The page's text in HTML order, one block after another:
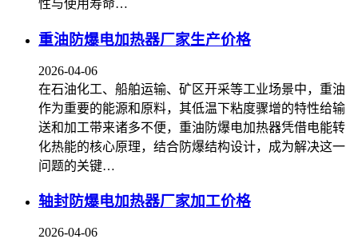
性与使用寿命…
重油防爆电加热器厂家生产价格
2026-04-06
在石油化工、船舶运输、矿区开采等工业场景中，重油
作为重要的能源和原料，其低温下粘度骤增的特性给输
送和加工带来诸多不便，重油防爆电加热器凭借电能转
化热能的核心原理，结合防爆结构设计，成为解决这一
问题的关键…
轴封防爆电加热器厂家加工价格
2026-04-06